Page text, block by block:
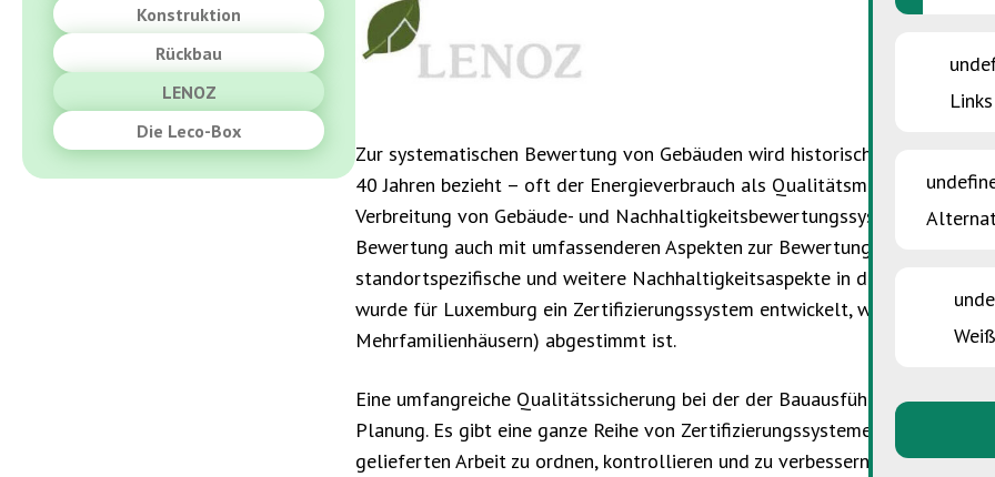
Konstruktion
Rückbau
LENOZ
Die Leco-Box
Zur systematischen Bewertung von Gebäuden wird historisch gesehen –
40 Jahren bezieht – oft der Energieverbrauch als Qualitätsmerkmal
Verbreitung von Gebäude- und Nachhaltigkeitsbewertungssystemen, die
Bewertung auch mit umfassenderen Aspekten zur Bewertung der
standortspezifische und weitere Nachhaltigkeitsaspekte in die
wurde für Luxemburg ein Zertifizierungssystem entwickelt, was besonders
Mehrfamilienhäusern) abgestimmt ist.
Eine umfangreiche Qualitätssicherung bei der der Bauausführung ist ein
Planung. Es gibt eine ganze Reihe von Zertifizierungssysteme, die es
gelieferten Arbeit zu ordnen, kontrollieren und zu verbessern. Diese